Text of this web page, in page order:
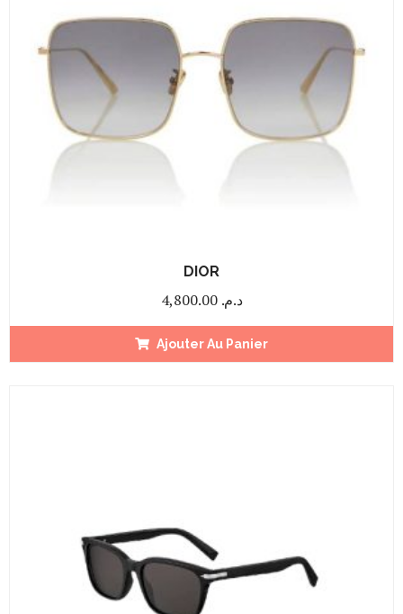
DIOR
د.م. 4,800.00
Ajouter Au Panier